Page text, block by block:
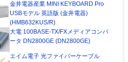
金井電器産業 MINI KEYBOARD Pro
USBモデル 英語版 (金井電器)
(HMB632KUS/R)
大電 100BASE-TX/FXメディアコンバ
ータ DN2800GE (DN2800GE)
エイム電子 光ファイバーケーブル